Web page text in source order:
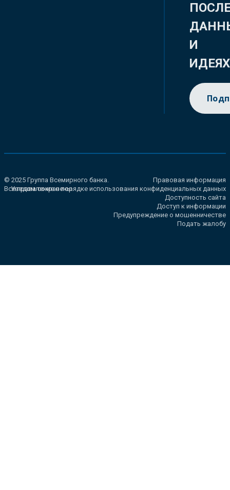
И
ИДЕЯХ
© 2025 Группа Всемирного банка.
Все права сохранены.
Правовая информация
Уведомление о порядке использования конфиденциальных данных
Доступность сайта
Доступ к информации
Предупреждение о мошенничестве
Подать жалобу